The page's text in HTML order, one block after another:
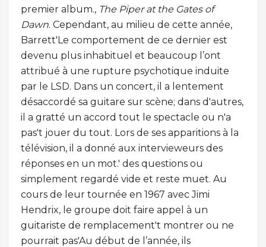
premier album., The Piper at the Gates of
Dawn. Cependant, au milieu de cette année,
Barrett'Le comportement de ce dernier est
devenu plus inhabituel et beaucoup l’ont
attribué à une rupture psychotique induite
par le LSD. Dans un concert, il a lentement
désaccordé sa guitare sur scène; dans d'autres,
il a gratté un accord tout le spectacle ou n'a
pas't jouer du tout. Lors de ses apparitions à la
télévision, il a donné aux intervieweurs des
réponses en un mot.' des questions ou
simplement regardé vide et reste muet. Au
cours de leur tournée en 1967 avec Jimi
Hendrix, le groupe doit faire appel à un
guitariste de remplacement't montrer ou ne
pourrait pas'Au début de l’année, ils